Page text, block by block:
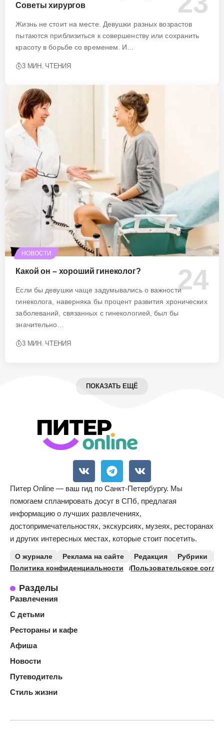
Советы хирургов
Жизнь не стоит на месте. Девушки разных возрастов
пытаются приблизиться к совершенству или сохранить
красоту в борьбе со временем. И…
3 МИН. ЧТЕНИЯ
НОВОСТИ
Какой он – хороший гинеколог?
Если бы девушки чаще задумывались о важности
гинеколога, наверняка бы процент развития хронических
заболеваний, связанных с гинекологией, был бы
значительно…
3 МИН. ЧТЕНИЯ
ПОКАЗАТЬ ЕЩЁ
Питер Online — ваш гид по Санкт-Петербургу. Мы
помогаем спланировать досуг в СПб, предлагая
информацию о лучших развлечениях,
достопримечательностях, экскурсиях, музеях, ресторанах
и других интересных местах, которые стоит посетить.
О журнале Реклама на сайте Редакция Рубрики
Политика конфиденциальности
Пользовательское
Разделы
Развлечения
С детьми
Рестораны и кафе
Афиша
Новости
Путеводитель
Стиль жизни